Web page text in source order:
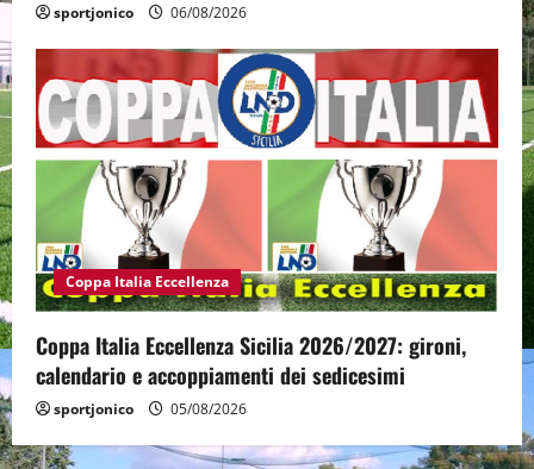
sportjonico 06/08/2026
Coppa Italia Eccellenza
Coppa Italia Eccellenza Sicilia 2026/2027: gironi,
calendario e accoppiamenti dei sedicesimi
sportjonico 05/08/2026